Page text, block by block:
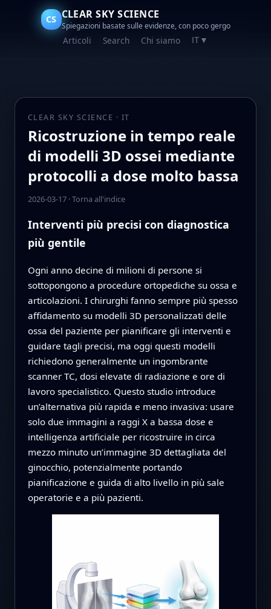
CS CLEAR SKY SCIENCE
Spiegazioni basate sulle evidenze, con poco gergo
Articoli Search Chi siamo IT ▼
CLEAR SKY SCIENCE · IT
Ricostruzione in tempo reale
di modelli 3D ossei mediante
protocolli a dose molto bassa
2026-03-17·Torna all'indice
Interventi più precisi con diagnostica
più gentile
Ogni anno decine di milioni di persone si
sottopongono a procedure ortopediche su ossa e
articolazioni. I chirurghi fanno sempre più spesso
affidamento su modelli 3D personalizzati delle
ossa del paziente per pianificare gli interventi e
guidare tagli precisi, ma oggi questi modelli
richiedono generalmente un ingombrante
scanner TC, dosi elevate di radiazione e ore di
lavoro specialistico. Questo studio introduce
un’alternativa più rapida e meno invasiva: usare
solo due immagini a raggi X a bassa dose e
intelligenza artificiale per ricostruire in circa
mezzo minuto un’immagine 3D dettagliata del
ginocchio, potenzialmente portando
pianificazione e guida di alto livello in più sale
operatorie e a più pazienti.